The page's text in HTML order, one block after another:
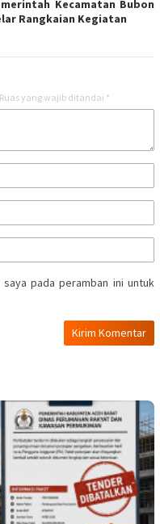
Kecamatan Bubon
Rangkaian Kegiatan
Ruas yang wajib ditandai *
pada peramban ini untuk